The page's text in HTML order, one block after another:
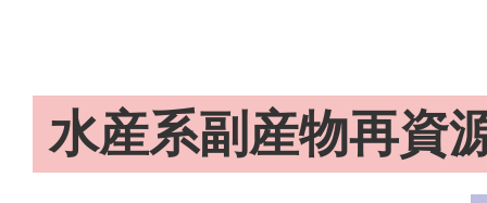
水産系副産物再資